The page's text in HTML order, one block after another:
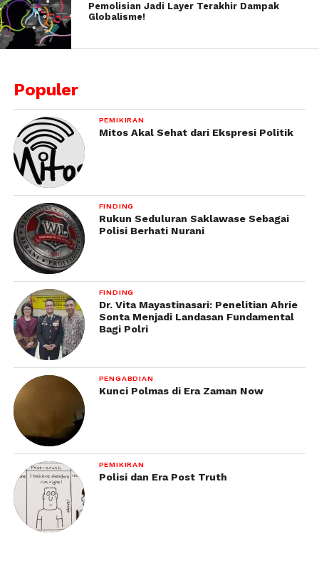
Pemolisian Jadi Layer Terakhir Dampak
Globalisme!
Populer
PEMIKIRAN
Mitos Akal Sehat dari Ekspresi Politik
FINDING
Rukun Seduluran Saklawase Sebagai
Polisi Berhati Nurani
FINDING
Dr. Vita Mayastinasari: Penelitian Ahrie
Sonta Menjadi Landasan Fundamental
Bagi Polri
PENGABDIAN
Kunci Polmas di Era Zaman Now
PEMIKIRAN
Polisi dan Era Post Truth